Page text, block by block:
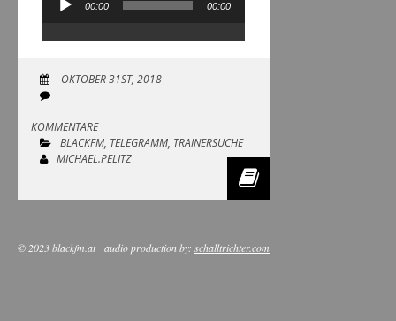
Audio-
00:00 00:00
OKTOBER 31ST, 2018
KOMMENTARE
BLACKFM, TELEGRAMM, TRAINERSUCHE
MICHAEL.PELITZ
© 2023 blackfm.at audio production by: schalltrichter.com